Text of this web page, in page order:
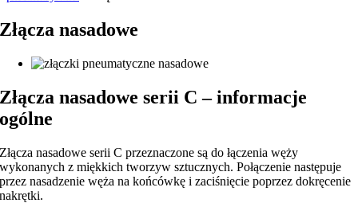
Złącza nasadowe
Złącza nasadowe serii C – informacje
ogólne
Złącza nasadowe serii C przeznaczone są do łączenia węży
wykonanych z miękkich tworzyw sztucznych. Połączenie następuje
przez nasadzenie węża na końcówkę i zaciśnięcie poprzez dokręcenie
nakrętki.